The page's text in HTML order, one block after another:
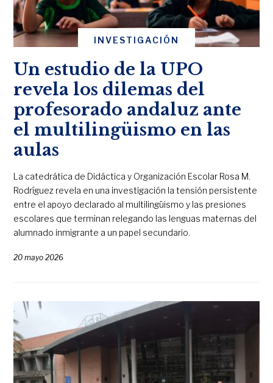
INVESTIGACIÓN
Un estudio de la UPO
revela los dilemas del
profesorado andaluz ante
el multilingüismo en las
aulas
La catedrática de Didáctica y Organización Escolar Rosa M.
Rodríguez revela en una investigación la tensión persistente
entre el apoyo declarado al multilingüismo y las presiones
escolares que terminan relegando las lenguas maternas del
alumnado inmigrante a un papel secundario.
20 mayo 2026